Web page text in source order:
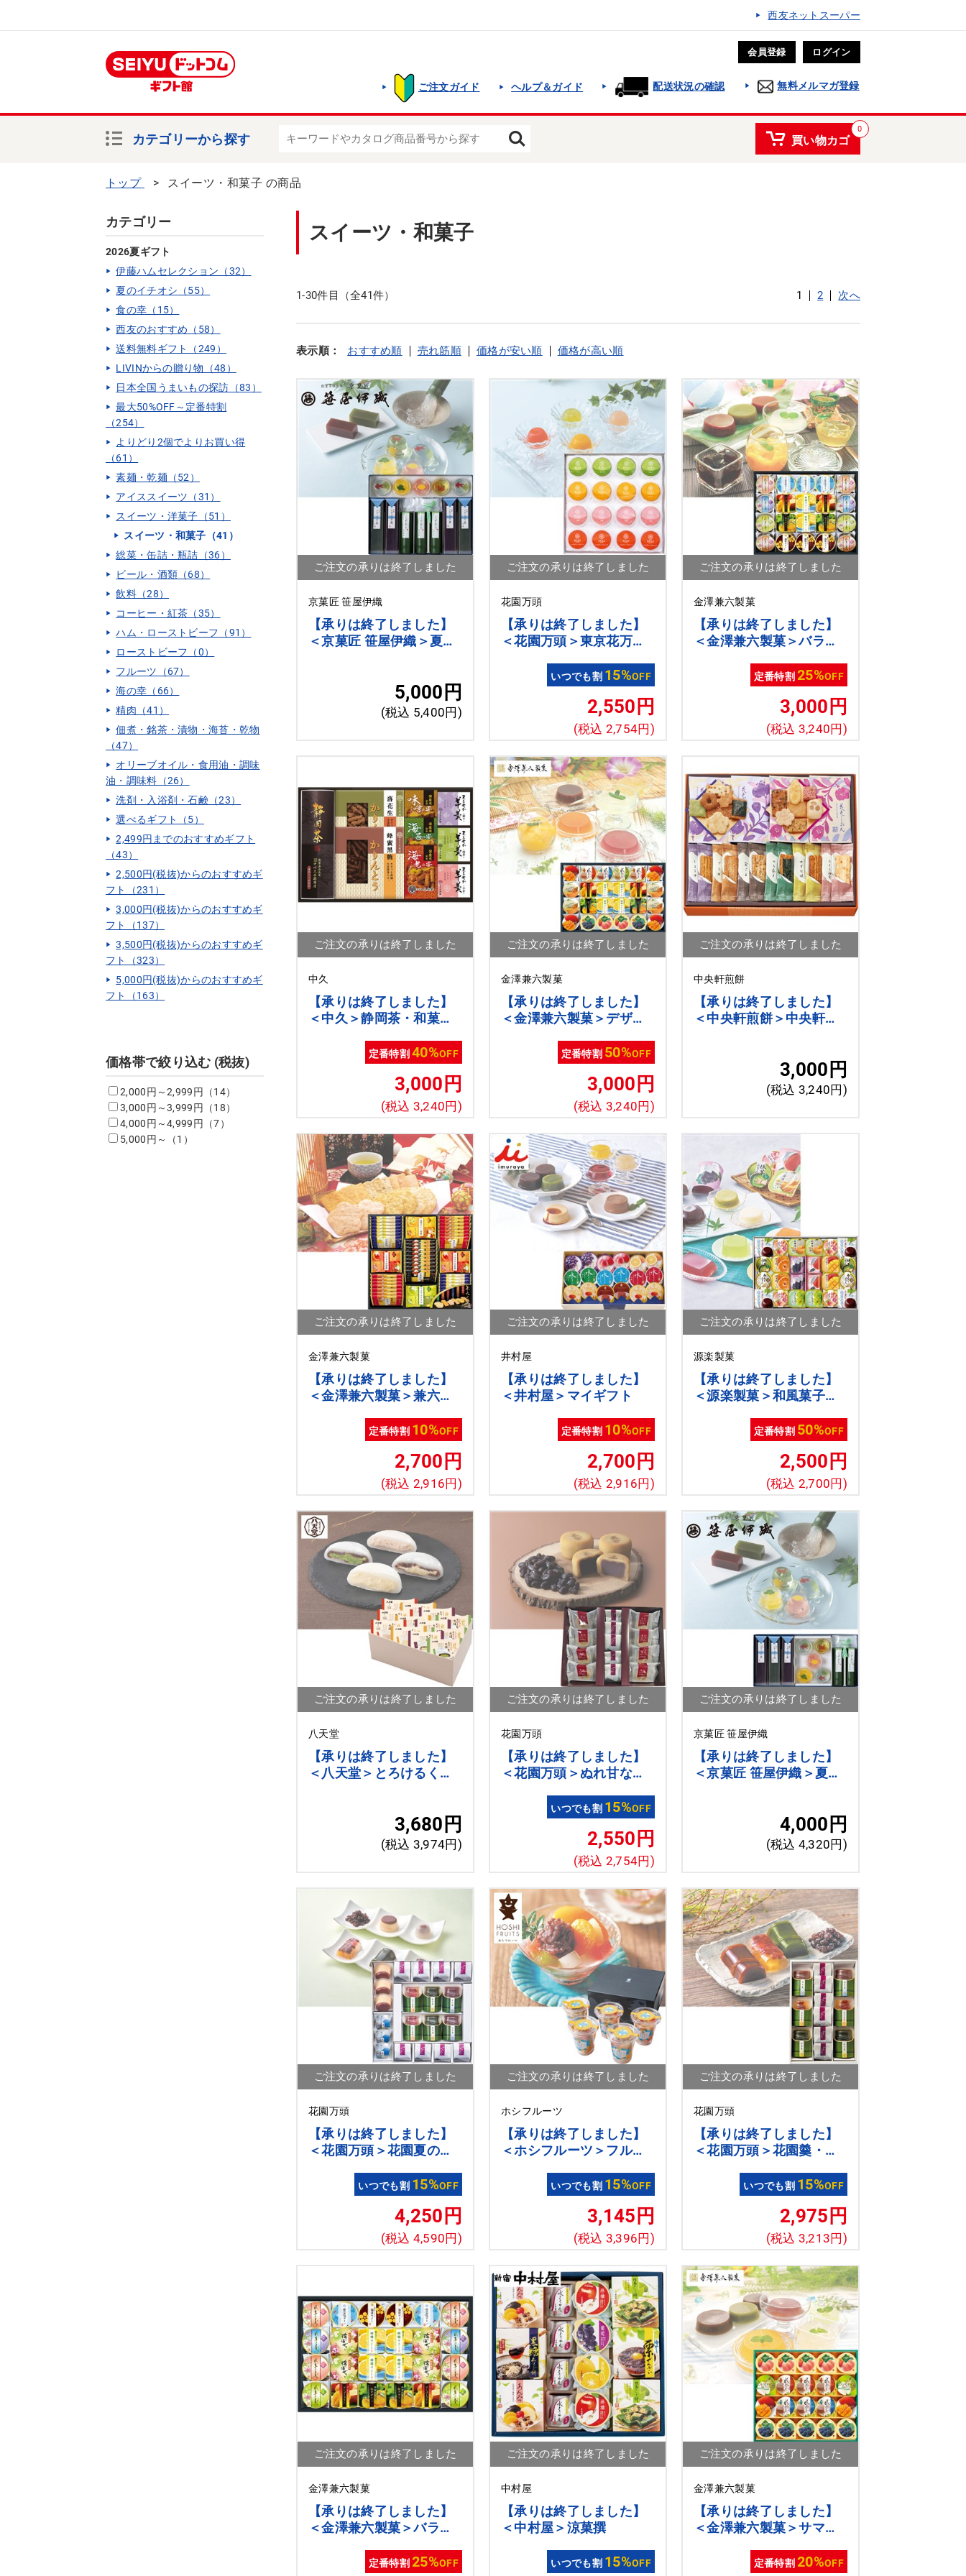
西友ネットスーパー
会員登録 ログイン
ご注文ガイド ヘルプ＆ガイド 配送状況の確認 無料メルマガ登録
カテゴリーから探す
0
買い物カゴ
トップ スイーツ・和菓子 の商品
カテゴリー
2026夏ギフト
伊藤ハムセレクション（32）
夏のイチオシ（55）
食の幸（15）
西友のおすすめ（58）
送料無料ギフト（249）
LIVINからの贈り物（48）
日本全国うまいもの探訪（83）
最大50%OFF～定番特割
（254）
よりどり2個でよりお買い得
（61）
素麺・乾麺（52）
アイススイーツ（31）
スイーツ・洋菓子（51）
スイーツ・和菓子（41）
総菜・缶詰・瓶詰（36）
ビール・酒類（68）
飲料（28）
コーヒー・紅茶（35）
ハム・ローストビーフ（91）
ローストビーフ（0）
フルーツ（67）
海の幸（66）
精肉（41）
佃煮・銘茶・漬物・海苔・乾物
（47）
オリーブオイル・食用油・調味
油・調味料（26）
洗剤・入浴剤・石鹸（23）
選べるギフト（5）
2,499円までのおすすめギフト
（43）
2,500円(税抜)からのおすすめギ
フト（231）
3,000円(税抜)からのおすすめギ
フト（137）
3,500円(税抜)からのおすすめギ
フト（323）
5,000円(税抜)からのおすすめギ
フト（163）
価格帯で絞り込む (税抜)
2,000円～2,999円（14）
3,000円～3,999円（18）
4,000円～4,999円（7）
5,000円～（1）
スイーツ・和菓子
1-30件目（全41件） 1 2 次へ
表示順： おすすめ順 売れ筋順 価格が安い順 価格が高い順
ご注文の承りは終了しました
京菓匠 笹屋伊織
【承りは終了しました】
＜京菓匠 笹屋伊織＞夏の
5,000円
(税込 5,400円)
ご注文の承りは終了しました
花園万頭
【承りは終了しました】
＜花園万頭＞東京花万フ
いつでも割 15%OFF
2,550円
(税込 2,754円)
ご注文の承りは終了しました
金澤兼六製菓
【承りは終了しました】
＜金澤兼六製菓＞バラエ
定番特割25%OFF
3,000円
(税込 3,240円)
ご注文の承りは終了しました
中久
【承りは終了しました】
＜中久＞静岡茶・和菓子
定番特割40%OFF
3,000円
(税込 3,240円)
ご注文の承りは終了しました
金澤兼六製菓
【承りは終了しました】
＜金澤兼六製菓＞デザー
定番特割 50%OFF
3,000円
(税込 3,240円)
ご注文の承りは終了しました
中央軒煎餅
【承りは終了しました】
＜中央軒煎餅＞中央軒煎
3,000円
(税込 3,240円)
ご注文の承りは終了しました
金澤兼六製菓
【承りは終了しました】
＜金澤兼六製菓＞兼六の
定番特割 10%OFF
2,700円
(税込 2,916円)
ご注文の承りは終了しました
井村屋
【承りは終了しました】
＜井村屋＞マイギフト
定番特割 10%OFF
2,700円
(税込 2,916円)
ご注文の承りは終了しました
源楽製菓
【承りは終了しました】
＜源楽製菓＞和風菓子詰
定番特割 50%OFF
2,500円
(税込 2,700円)
ご注文の承りは終了しました
八天堂
【承りは終了しました】
＜八天堂＞とろけるくり
3,680円
(税込 3,974円)
ご注文の承りは終了しました
花園万頭
【承りは終了しました】
＜花園万頭＞ぬれ甘なつ
いつでも割 15%OFF
2,550円
(税込 2,754円)
ご注文の承りは終了しました
京菓匠 笹屋伊織
【承りは終了しました】
＜京菓匠 笹屋伊織＞夏の
4,000円
(税込 4,320円)
ご注文の承りは終了しました
花園万頭
【承りは終了しました】
＜花園万頭＞花園夏の特
いつでも割 15%OFF
4,250円
(税込 4,590円)
ご注文の承りは終了しました
ホシフルーツ
【承りは終了しました】
＜ホシフルーツ＞フルー
いつでも割 15%OFF
3,145円
(税込 3,396円)
ご注文の承りは終了しました
花園万頭
【承りは終了しました】
＜花園万頭＞花園羹・ぬ
いつでも割 15%OFF
2,975円
(税込 3,213円)
ご注文の承りは終了しました
金澤兼六製菓
【承りは終了しました】
＜金澤兼六製菓＞バラエ
定番特割25%OFF
ご注文の承りは終了しました
中村屋
【承りは終了しました】
＜中村屋＞涼菓撰
いつでも割 15%OFF
ご注文の承りは終了しました
金澤兼六製菓
【承りは終了しました】
＜金澤兼六製菓＞サマー
定番特割20%OFF